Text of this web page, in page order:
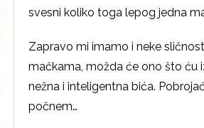
svesni koliko toga lepog jedna
Zapravo mi imamo i neke
mačkama, možda će ono što ću
nežna i inteligentna bića.
počnem…